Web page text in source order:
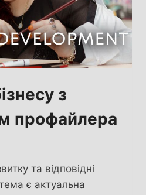
з
профайлера
та відповідні
є актуальна